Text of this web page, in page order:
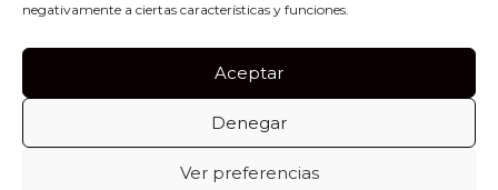
negativamente a ciertas características y funciones.
Aceptar
Denegar
Ver preferencias
info@jorgealeix.com